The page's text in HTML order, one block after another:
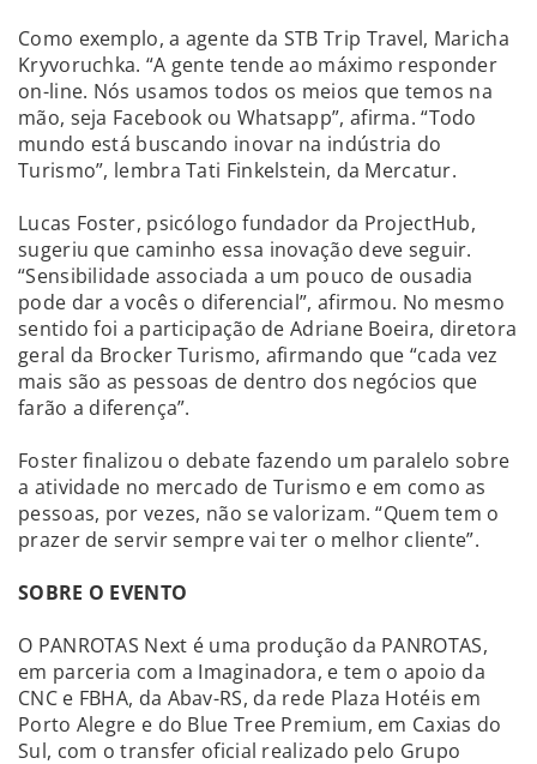
Como exemplo, a agente da STB Trip Travel, Maricha
Kryvoruchka. “A gente tende ao máximo responder
on-line. Nós usamos todos os meios que temos na
mão, seja Facebook ou Whatsapp”, afirma. “Todo
mundo está buscando inovar na indústria do
Turismo”, lembra Tati Finkelstein, da Mercatur.
Lucas Foster, psicólogo fundador da ProjectHub,
sugeriu que caminho essa inovação deve seguir.
“Sensibilidade associada a um pouco de ousadia
pode dar a vocês o diferencial”, afirmou. No mesmo
sentido foi a participação de Adriane Boeira, diretora
geral da Brocker Turismo, afirmando que “cada vez
mais são as pessoas de dentro dos negócios que
farão a diferença”.
Foster finalizou o debate fazendo um paralelo sobre
a atividade no mercado de Turismo e em como as
pessoas, por vezes, não se valorizam. “Quem tem o
prazer de servir sempre vai ter o melhor cliente”.
SOBRE O EVENTO
O PANROTAS Next é uma produção da PANROTAS,
em parceria com a Imaginadora, e tem o apoio da
CNC e FBHA, da Abav-RS, da rede Plaza Hotéis em
Porto Alegre e do Blue Tree Premium, em Caxias do
Sul, com o transfer oficial realizado pelo Grupo